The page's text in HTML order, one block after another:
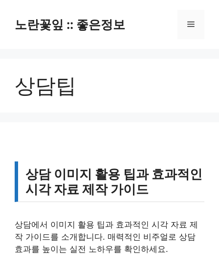
노란꽃잎 :: 좋은정보 메
상담팁
상담 이미지 활용 팁과 효과적인
시각 자료 제작 가이드
상담에서 이미지 활용 팁과 효과적인 시각 자료 제
작 가이드를 소개합니다. 매력적인 비주얼로 상담
효과를 높이는 실전 노하우를 확인하세요.